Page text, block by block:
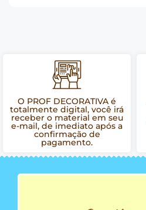
O PROF DECORATIVA é
totalmente digital, você irá
receber o material em seu
e-mail, de imediato após a
confirmação de
pagamento.